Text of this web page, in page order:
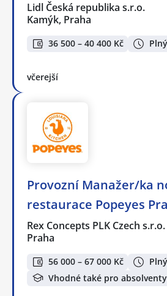
Lidl Česká republika s.r.o.
Kamýk, Praha
36 500 – 40 400 Kč
včerejší
Provozní Manažer/ka
restaurace Popeyes
Rex Concepts PLK Czech s.r.o.
Praha
56 000 – 67 000 Kč
Vhodné také pro absolventy